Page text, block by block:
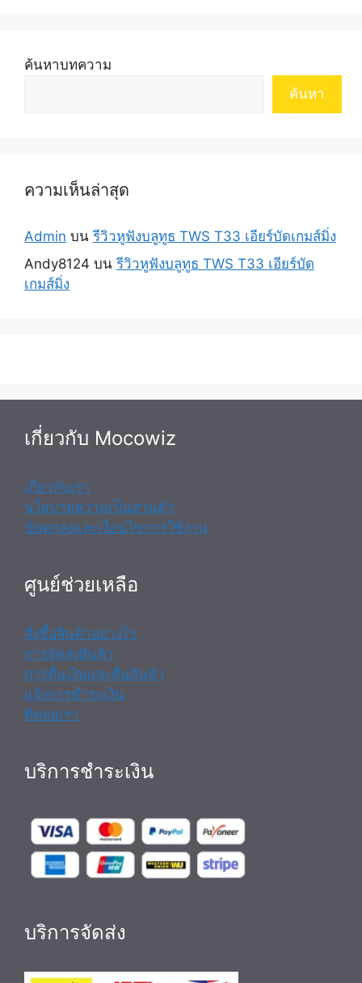
ค้นหาบทความ
ค้นหา
ความเห็นล่าสุด
Admin บนรีวิวหูฟังบลูทูธ TWS T33 เอียร์บัดเกมส์มิ่ง
Andy8124 บนรีวิวหูฟังบลูทูธ TWS T33 เอียร์บัด
เกมส์มิ่ง
เกี่ยวกับ Mocowiz
เกี่ยวกับเรา
นโยบายความเป็นส่วนตัว
ข้อตกลงและเงื่อนไขการใช้งาน
ศูนย์ช่วยเหลือ
สั่งซื้อสินค้าอย่างไร
การจัดส่งสินค้า
การคืนเงินและคืนสินค้า
แจ้งการชำระเงิน
ติดต่อเรา
บริการชำระเงิน
บริการจัดส่ง